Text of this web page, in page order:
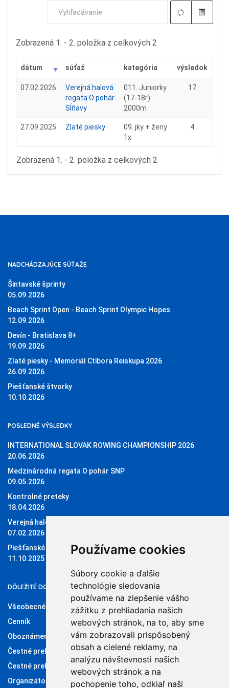
Používame cookies
Súbory cookie a ďalšie
technológie sledovania
používame na zlepšenie vášho
zážitku z prehliadania našich
webových stránok, na to, aby sme
vám zobrazovali prispôsobený
obsah a cielené reklamy, na
analýzu návštevnosti našich
webových stránok a na
pochopenie toho, odkiaľ naši
Zobrazená 1. - 2. položka z celkových 2
dátum súťaž kategória výsledok
07.02.2026
Verejná halová
regata O pohár
Sĺňavy
011. Juniorky
(17-18r)
2000m
17
27.09.2025 Zlaté piesky
09. jky + ženy
1x
4
Zobrazená 1. - 2. položka z celkových 2
NADCHÁDZAJÚCE SÚŤAŽE
Šintavské šprinty
05.09.2026
Beach Sprint Open - Beach Sprint Olympic Hopes
12.09.2026
Devín - Bratislava 8+
19.09.2026
Zlaté piesky - Memoriál Ctibora Reiskupa 2026
26.09.2026
Piešťanské štvorky
10.10.2026
POSLEDNÉ VÝSLEDKY
INTERNATIONAL SLOVAK ROWING CHAMPIONSHIP 2026
20.06.2026
Medzinárodná regata O pohár SNP
09.05.2026
Kontrolné preteky
18.04.2026
Verejná halová regata O pohár Sĺňavy
07.02.2026
Piešťanské štvorky 11.10.2025
11.10.2025
DÔLEŽITÉ DOKUMENTY
Všeobecné obchodné podmienky
Cenník
Oboznámenie so spracúvaním osobných údajov
Čestné prehlásenie administrátora klubového konta
Čestné prehlásenie organizátora súťaží
Organizátori